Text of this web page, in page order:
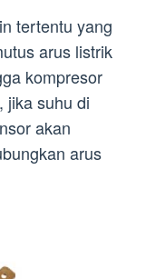
tertentu yang
arus listrik
kompresor
jika suhu di
akan
arus